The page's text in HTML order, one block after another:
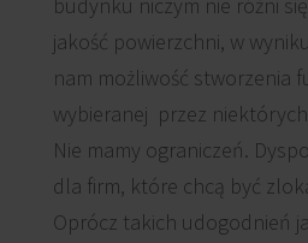
budynku niczym nie różni
jakość powierzchni, w
nam możliwość stworzenia
wybieranej przez
Nie mamy ograniczeń.
dla firm, które chcą być
Oprócz takich udogodnień